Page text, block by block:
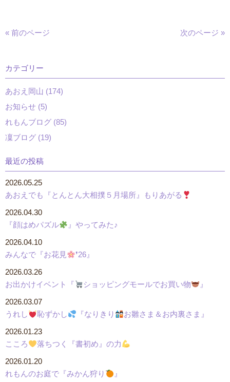
« 前のページ 次のページ »
カテゴリー
あおえ岡山 (174)
お知らせ (5)
れもんブログ (85)
凜ブログ (19)
最近の投稿
あおえでも『とんとん大相撲５月場所』もりあがる
2026.05.25
『顔はめパズル 』やってみた♪
2026.04.30
みんなで『お花見 ❜26』
2026.04.10
お出かけイベント『 ショッピングモールでお買い物 』
2026.03.26
うれし 恥ずかし 『なりきり お雛さま＆お内裏さま』
2026.03.07
こころ 落ちつく『書初め』の力
2026.01.23
れもんのお庭で『みかん狩り 』
2026.01.20